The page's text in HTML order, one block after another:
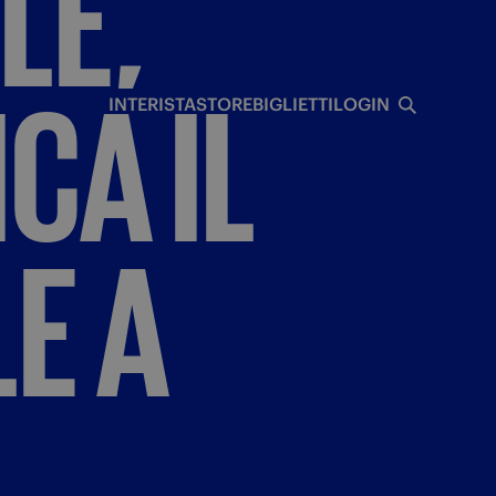
INTERISTASTOREBIGLIETTILOGIN
IL
A